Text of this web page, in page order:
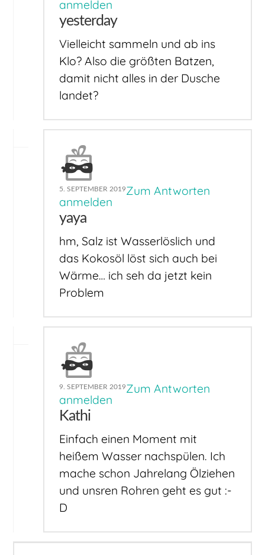
anmelden
yesterday
Vielleicht sammeln und ab ins
Klo? Also die größten Batzen,
damit nicht alles in der Dusche
landet?
5. SEPTEMBER 2019Zum Antworten
anmelden
yaya
hm, Salz ist Wasserlöslich und
das Kokosöl löst sich auch bei
Wärme… ich seh da jetzt kein
Problem
9. SEPTEMBER 2019Zum Antworten
anmelden
Kathi
Einfach einen Moment mit
heißem Wasser nachspülen. Ich
mache schon Jahrelang Ölziehen
und unsren Rohren geht es gut :-
D